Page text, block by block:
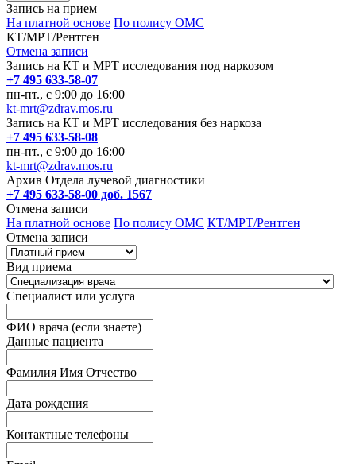
Запись на прием
На платной основе По полису ОМС
КТ/МРТ/Рентген
Отмена записи
Запись на КТ и МРТ исследования под наркозом
+7 495 633-58-07
пн-пт., с 9:00 до 16:00
kt-mrt@zdrav.mos.ru
Запись на КТ и МРТ исследования без наркоза
+7 495 633-58-08
пн-пт., с 9:00 до 16:00
kt-mrt@zdrav.mos.ru
Архив Отдела лучевой диагностики
+7 495 633-58-00 доб. 1567
Отмена записи
На платной основе По полису ОМС КТ/МРТ/Рентген
Отмена записи
Вид приема
Специалист или услуга
ФИО врача (если знаете)
Данные пациента
Фамилия Имя Отчество
Дата рождения
Контактные телефоны